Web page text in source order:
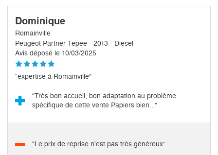
Dominique
Romainville
Peugeot Partner Tepee - 2013 - Diesel
Avis déposé le 10/03/2025
“expertise à Romainville”
“Très bon accueil, bon adaptation au problème
spécifique de cette vente Papiers bien...”
“Le prix de reprise n'est pas très généreux”